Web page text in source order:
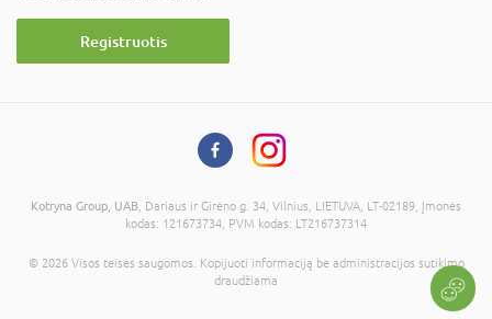
Registruotis
Kotryna Group, UAB , Dariaus ir Girėno g. 34, Vilnius, LIETUVA, LT-02189, Įmonės
kodas: 121673734, PVM kodas: LT216737314
© 2026 Visos teisės saugomos. Kopijuoti informaciją be administracijos sutikimo
draudžiama